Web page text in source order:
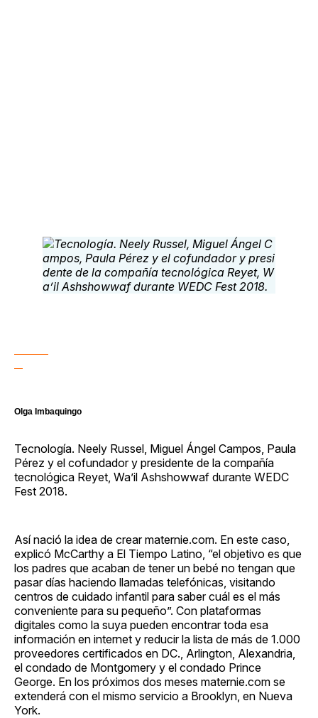
Olga Imbaquingo
Tecnología. Neely Russel, Miguel Ángel Campos, Paula
Pérez y el cofundador y presidente de la compañía
tecnológica Reyet, Wa’il Ashshowwaf durante WEDC
Fest 2018.
Así nació la idea de crear maternie.com. En este caso,
explicó McCarthy a El Tiempo Latino, “el objetivo es que
los padres que acaban de tener un bebé no tengan que
pasar días haciendo llamadas telefónicas, visitando
centros de cuidado infantil para saber cuál es el más
conveniente para su pequeño”. Con plataformas
digitales como la suya pueden encontrar toda esa
información en internet y reducir la lista de más de 1.000
proveedores certificados en DC., Arlington, Alexandria,
el condado de Montgomery y el condado Prince
George. En los próximos dos meses maternie.com se
extenderá con el mismo servicio a Brooklyn, en Nueva
York.